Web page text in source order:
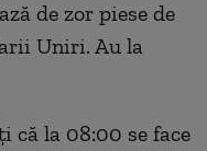
de zor piese de
Uniri. Au la
la 08:00 se face